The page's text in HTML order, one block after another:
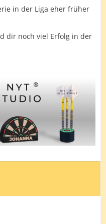
in der Liga eher früher
dir noch viel Erfolg in der